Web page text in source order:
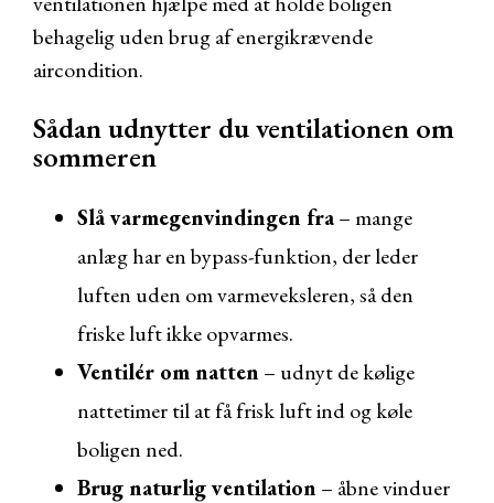
behagelig uden brug af energikrævende
aircondition.
Sådan udnytter du ventilationen om
sommeren
Slå varmegenvindingen fra– mange
anlæg har en bypass-funktion, der leder
luften uden om varmeveksleren, så den
friske luft ikke opvarmes.
Ventilér om natten – udnyt de kølige
nattetimer til at få frisk luft ind og køle
boligen ned.
Brug naturlig ventilation – åbne vinduer